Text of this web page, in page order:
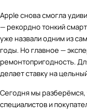
Apple снова смогла
— рекордно тонкий
уже назвали одним из
годы. Но главное —
ремонтопригодность.
делает ставку на
Сегодня мы разберёмся,
специалистов и